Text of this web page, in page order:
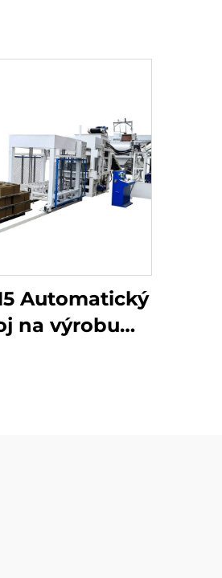
Automatický
na výrobu